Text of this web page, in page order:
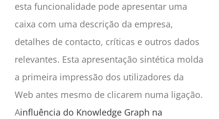
esta funcionalidade pode apresentar uma
caixa com uma descrição da empresa,
detalhes de contacto, críticas e outros dados
relevantes. Esta apresentação sintética molda
a primeira impressão dos utilizadores da
Web antes mesmo de clicarem numa ligação.
Ainfluência do Knowledge Graph na